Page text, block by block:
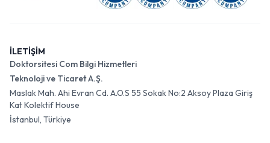
İLETİŞİM
Doktorsitesi Com Bilgi Hizmetleri
Teknoloji ve Ticaret A.Ş.
Maslak Mah. Ahi Evran Cd. A.O.S 55 Sokak No:2 Aksoy Plaza Giriş
Kat Kolektif House
İstanbul, Türkiye